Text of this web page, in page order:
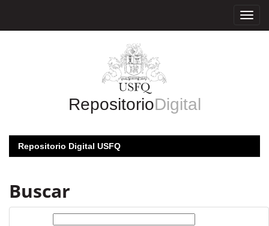
RepositorioDigital
Repositorio Digital USFQ
Buscar